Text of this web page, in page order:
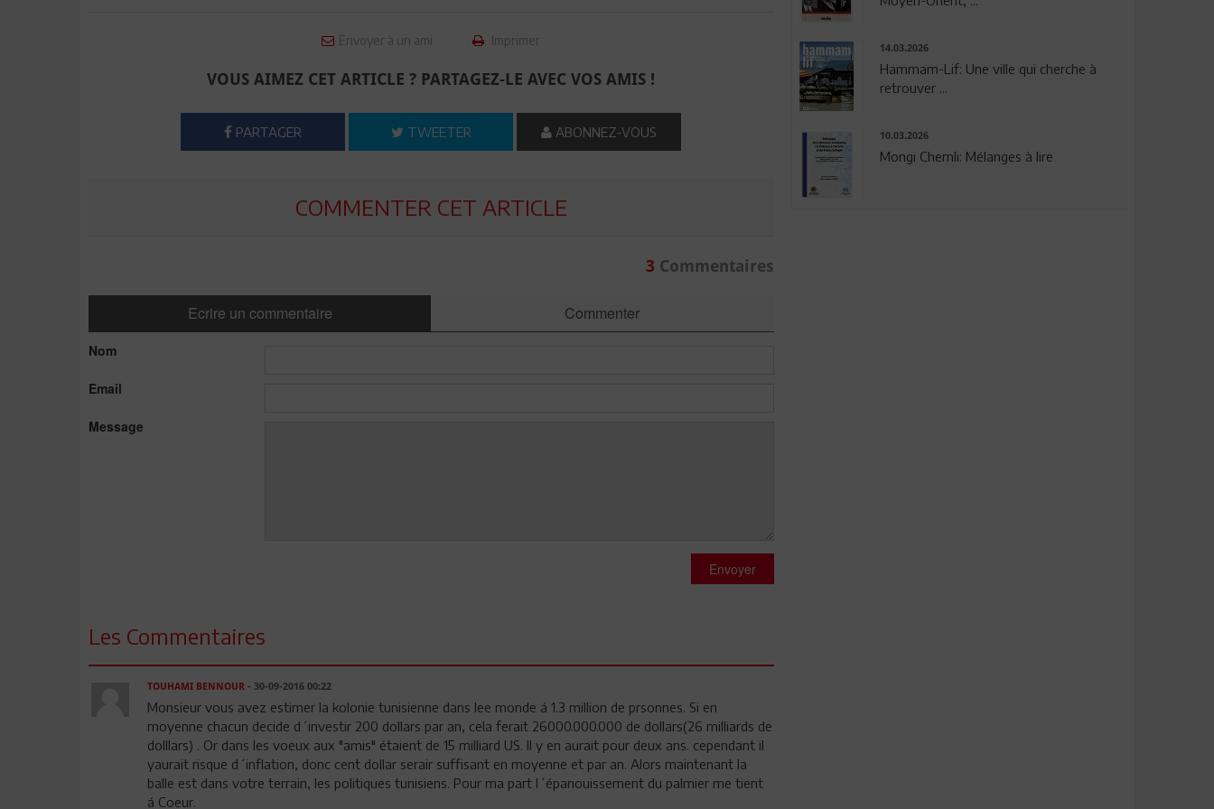
Envoyer à un ami Imprimer
VOUS AIMEZ CET ARTICLE ? PARTAGEZ-LE AVEC VOS AMIS !
PARTAGER TWEETER ABONNEZ-VOUS
COMMENTER CET ARTICLE
3 Commentaires
Ecrire un commentaire Commenter
Nom
Email
Message
Envoyer
Les Commentaires
TOUHAMI BENNOUR- 30-09-2016 00:22
Monsieur vous avez estimer la kolonie tunisienne dans lee monde á 1.3 million de prsonnes. Si en
moyenne chacun decide d´investir 200 dollars par an, cela ferait 26000.000.000 de dollars(26 milliards de
dolllars) . Or dans les voeux aux "amis" étaient de 15 milliard US. Il y en aurait pour deux ans. cependant il
yaurait risque d´inflation, donc cent dollar serair suffisant en moyenne et par an. Alors maintenant la
balle est dans votre terrain, les politiques tunisiens. Pour ma part l´épanouissement du palmier me tient
á Coeur.
14.03.2026
Hammam-Lif: Une ville qui cherche à
retrouver ...
10.03.2026
Mongi Chemli: Mélanges à lire